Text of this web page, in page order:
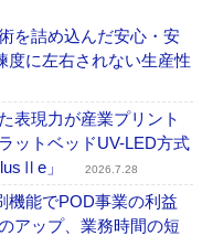
を詰め込んだ安心・安
度に左右されない生産性
表現力が産業プリント
ットベッドUV-LED方式
」
2026.7.28
能でPOD事業の利益
アップ、業務時間の短